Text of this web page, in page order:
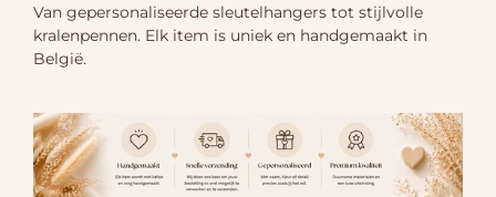
Van gepersonaliseerde sleutelhangers tot stijlvolle
kralenpennen. Elk item is uniek en handgemaakt in
België.